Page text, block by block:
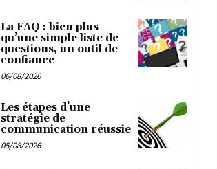
La FAQ : bien plus
qu’une simple liste de
questions, un outil de
confiance
06/08/2026
Les étapes d’une
stratégie de
communication réussie
05/08/2026